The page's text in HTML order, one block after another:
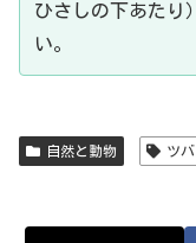
ひさしの下あたり
い。
自然と動物 ツバ